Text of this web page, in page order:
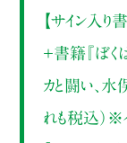
【サイン入
＋書籍『ぼ
カと闘い、水
れも税込）※